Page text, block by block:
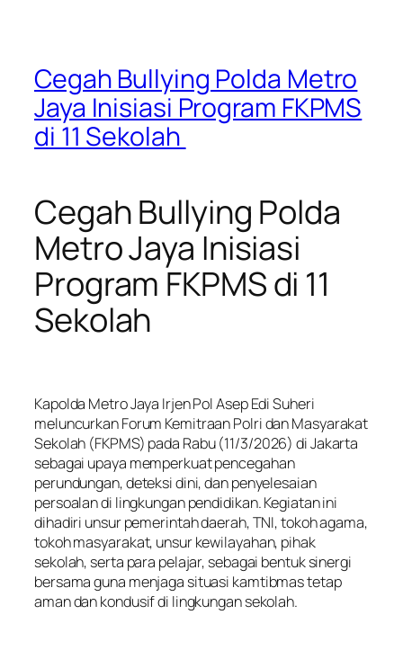
Cegah Bullying Polda Metro
Jaya Inisiasi Program FKPMS
di 11 Sekolah
Cegah Bullying Polda
Metro Jaya Inisiasi
Program FKPMS di 11
Sekolah
Kapolda Metro Jaya Irjen Pol Asep Edi Suheri
meluncurkan Forum Kemitraan Polri dan Masyarakat
Sekolah (FKPMS) pada Rabu (11/3/2026) di Jakarta
sebagai upaya memperkuat pencegahan
perundungan, deteksi dini, dan penyelesaian
persoalan di lingkungan pendidikan. Kegiatan ini
dihadiri unsur pemerintah daerah, TNI, tokoh agama,
tokoh masyarakat, unsur kewilayahan, pihak
sekolah, serta para pelajar, sebagai bentuk sinergi
bersama guna menjaga situasi kamtibmas tetap
aman dan kondusif di lingkungan sekolah.